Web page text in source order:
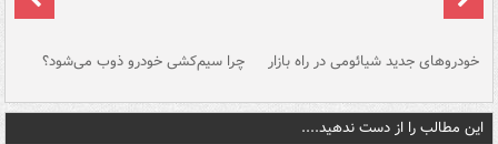
خودروهای جدید شیائومی در راه بازار چرا سیم‌کشی خودرو ذوب می‌شود؟
این مطالب را از دست ندهید....